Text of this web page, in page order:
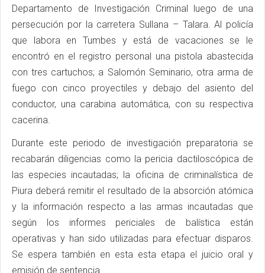
Departamento de Investigación Criminal luego de una
persecución por la carretera Sullana – Talara. Al policía
que labora en Tumbes y está de vacaciones se le
encontró en el registro personal una pistola abastecida
con tres cartuchos; a Salomón Seminario, otra arma de
fuego con cinco proyectiles y debajo del asiento del
conductor, una carabina automática, con su respectiva
cacerina.
Durante este periodo de investigación preparatoria se
recabarán diligencias como la pericia dactiloscópica de
las especies incautadas; la oficina de criminalística de
Piura deberá remitir el resultado de la absorción atómica
y la información respecto a las armas incautadas que
según los informes periciales de balística están
operativas y han sido utilizadas para efectuar disparos.
Se espera también en esta esta etapa el juicio oral y
emisión de sentencia.